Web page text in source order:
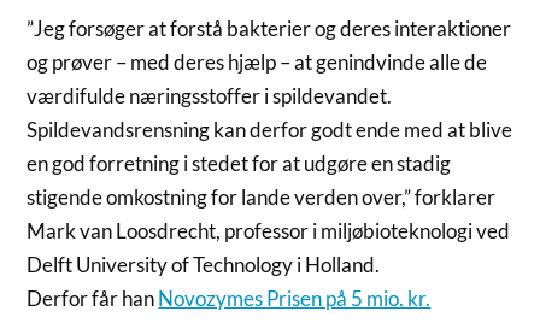
”Jeg forsøger at forstå bakterier og deres interaktioner
og prøver – med deres hjælp – at genindvinde alle de
værdifulde næringsstoffer i spildevandet.
Spildevandsrensning kan derfor godt ende med at blive
en god forretning i stedet for at udgøre en stadig
stigende omkostning for lande verden over,” forklarer
Mark van Loosdrecht, professor i miljøbioteknologi ved
Delft University of Technology i Holland.
Derfor får hanNovozymes Prisen på 5 mio. kr.